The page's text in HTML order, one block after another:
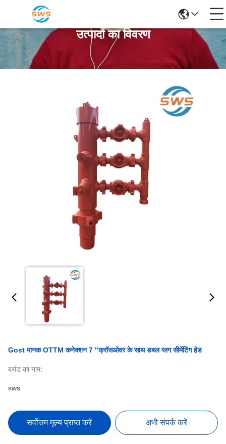
उत्पादों का विवरण
Gost मानक OTTM कनेक्शन 7 "क्रॉसओवर के साथ डबल प्लग सीमेंटिंग हेड
ब्रांड का नाम:
sws
सर्वोत्तम मूल्य प्राप्त करें अभी संपर्क करें